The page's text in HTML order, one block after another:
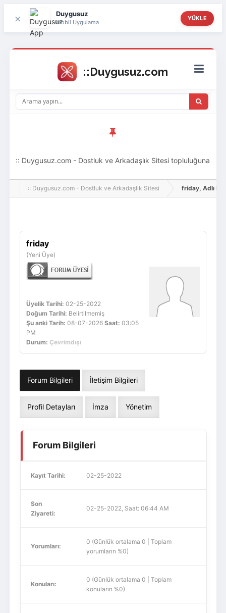
× Duygusuz
Mobil Uygulama
YÜKLE
:: Duygusuz.com - Dostluk ve Arkadaşlık Sitesi topluluğuna
hoş geldin ziyaretçi! Aramıza katılmak istersen kayıt
:: Duygusuz.com - Dostluk ve Arkadaşlık Sitesi friday, Adlı
friday
(Yeni Üye)
Üyelik Tarihi: 02-25-2022
Doğum Tarihi: Belirtilmemiş
Şu anki Tarih: 08-07-2026 Saat: 03:05
PM
Durum: Çevrimdışı
Forum Bilgileri İletişim Bilgileri
Profil Detayları İmza Yönetim
Forum Bilgileri
Kayıt Tarihi: 02-25-2022
Son
Ziyareti:
02-25-2022, Saat: 06:44 AM
Yorumları:
0 (Günlük ortalama 0 | Toplam
yorumların %0)
Konuları:
0 (Günlük ortalama 0 | Toplam
konuların %0)